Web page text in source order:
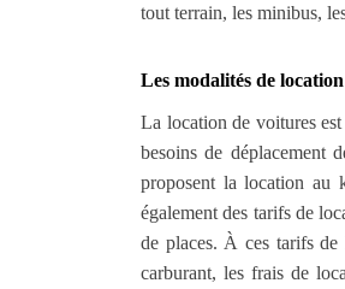
tout terrain, les minibus,
Les modalités de
La location de voitures
besoins de déplacement
proposent la location au
également des tarifs de
de places. À ces tarifs de
carburant, les frais de